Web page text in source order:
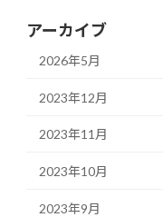
アーカイブ
2026年5月
2023年12月
2023年11月
2023年10月
2023年9月